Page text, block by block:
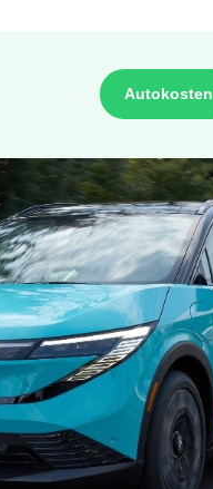
Autokosten